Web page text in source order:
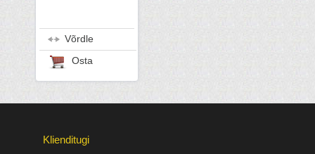
Võrdle
Osta
Klienditugi